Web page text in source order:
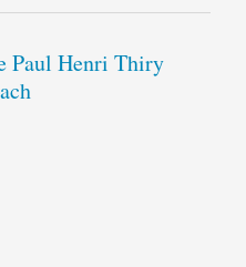
Paul Henri Thiry